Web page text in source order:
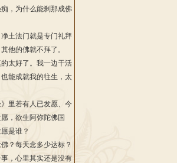
，为什么能刹那成佛
土法门就是专门礼拜
他的佛就不拜了。
太好了。我一边干活
能成就我的往生，太
》里若有人已发愿、今
，欲生阿弥陀佛国
是谁？
？每天念多少达标？
，心里其实还是没有